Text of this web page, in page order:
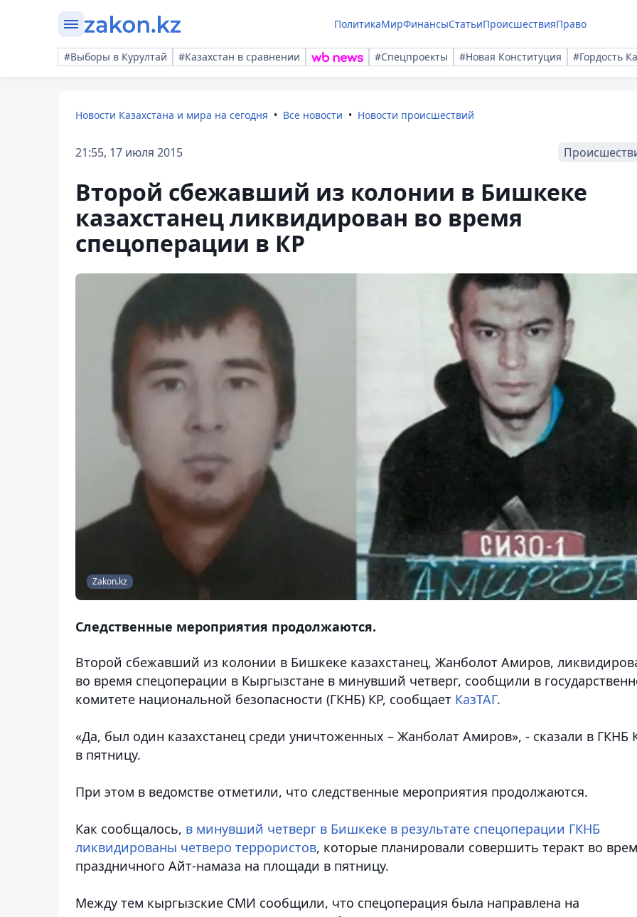
ПолитикаМирФинансыСтатьиПроисшествияПраво
#Выборы в Курултай #Казахстан в сравнении #Спецпроекты #Новая Конституция #Гордость
Новости Казахстана и мира на сегодня Все новости Новости происшествий
21:55, 17 июля 2015
Второй сбежавший из колонии в Бишкеке
казахстанец ликвидирован во время
спецоперации в КР
Zakon.kz
Следственные мероприятия продолжаются.
Второй сбежавший из колонии в Бишкеке казахстанец, Жанболот Амиров,
во время спецоперации в Кыргызстане в минувший четверг, сообщили в
комитете национальной безопасности (ГКНБ) КР, сообщает КазТАГ.
«Да, был один казахстанец среди уничтоженных – Жанболат Амиров», - сказали в ГКНБ
в пятницу.
При этом в ведомстве отметили, что следственные мероприятия продолжаются.
Как сообщалось, в минувший четверг в Бишкеке в результате спецоперации ГКНБ
ликвидированы четверо террористов, которые планировали совершить теракт во
праздничного Айт-намаза на площади в пятницу.
Между тем кыргызские СМИ сообщили, что спецоперация была направлена на